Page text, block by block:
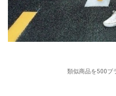
類似商品を500ブ